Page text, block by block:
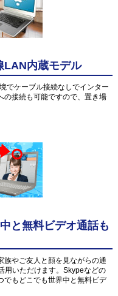
LAN内蔵モデル
でケーブル接続なしでインター
の接続も可能ですので、置き場
と無料ビデオ通話も
族やご友人と顔を見ながらの通
用いただけます。Skypeなどの
でもどこでも世界中と無料ビデ